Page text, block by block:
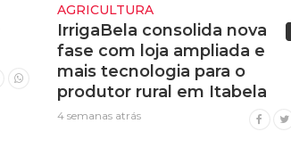
AGRICULTURA
IrrigaBela consolida nova
fase com loja ampliada e
mais tecnologia para o
produtor rural em Itabela
4 semanas atrás